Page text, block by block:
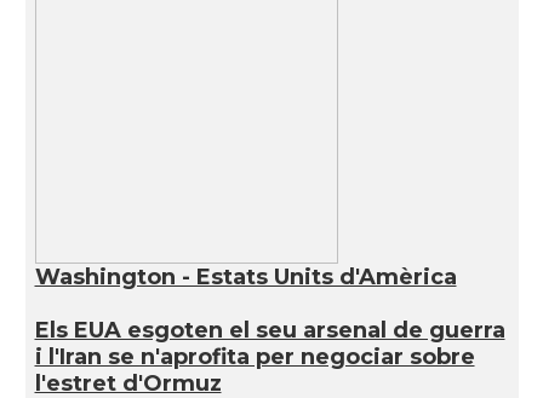
Washington - Estats Units d'Amèrica
Els EUA esgoten el seu arsenal de guerra
i l'Iran se n'aprofita per negociar sobre
l'estret d'Ormuz